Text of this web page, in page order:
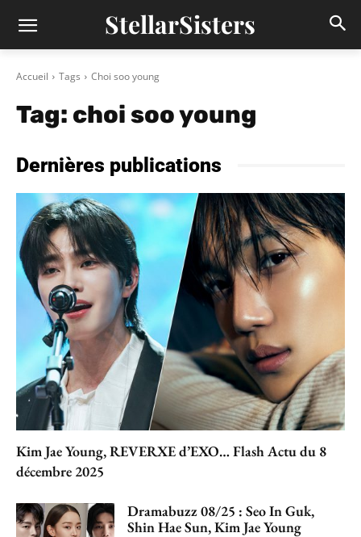
StellarSisters
Accueil Tags Choi soo young
Tag: choi soo young
Dernières publications
Kim Jae Young, REVERXE d’EXO… Flash Actu du 8
décembre 2025
Dramabuzz 08/25 : Seo In Guk,
Shin Hae Sun, Kim Jae Young